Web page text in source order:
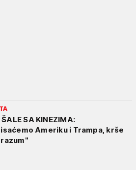
SA KINEZIMA:
Ameriku i Trampa, krše